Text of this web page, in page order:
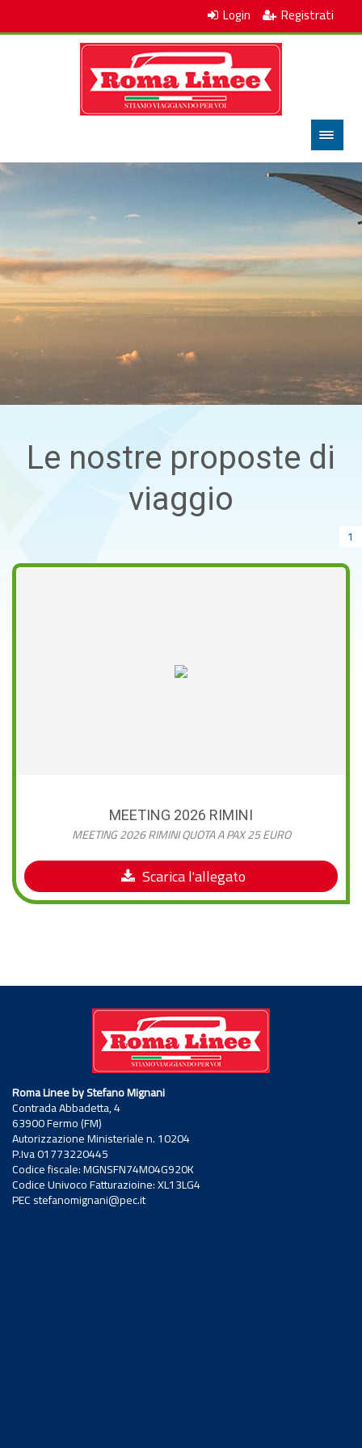
Login Registrati
Le nostre proposte di
viaggio
1
MEETING 2026 RIMINI
MEETING 2026 RIMINI QUOTA A PAX 25 EURO
Scarica l'allegato
Roma Linee by Stefano Mignani
Contrada Abbadetta, 4
63900 Fermo (FM)
Autorizzazione Ministeriale n. 10204
P.Iva 01773220445
Codice fiscale: MGNSFN74M04G920K
Codice Univoco Fatturazioine: XL13LG4
PEC stefanomignani@pec.it